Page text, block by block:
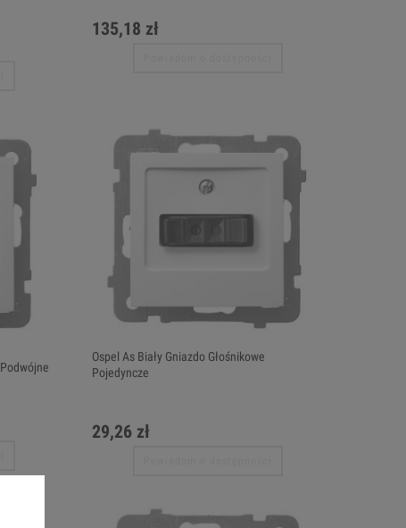
135,18 zł
Ospel As Biały Gniazdo Głośnikowe
Pojedyncze
29,26 zł